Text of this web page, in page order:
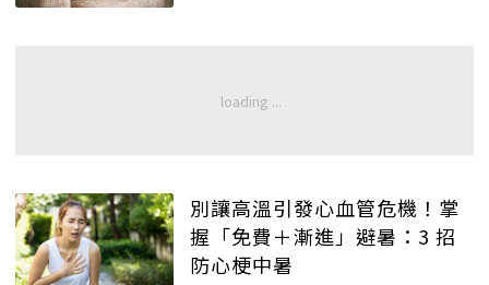
別讓高溫引發心血管危機！掌
握「免費＋漸進」避暑：3 招
防心梗中暑